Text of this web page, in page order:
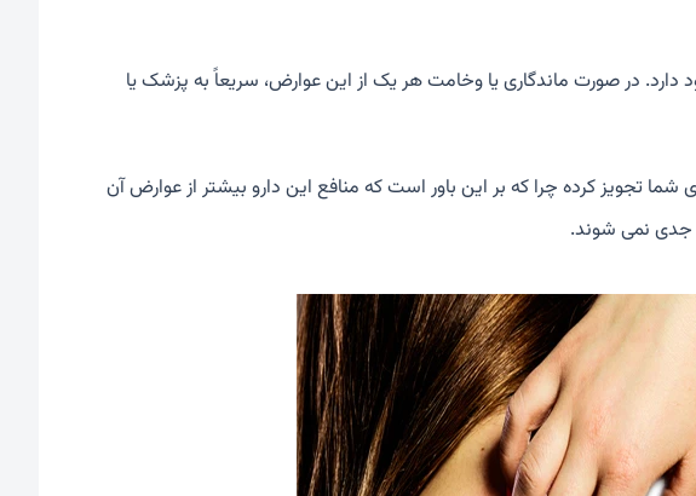
دارد. در صورت ماندگاری یا وخامت هر یک از این عوارض، سریعاً به پزشک یا
شما تجویز کرده چرا که بر این باور است که منافع این دارو بیشتر از عوارض آن
جدی نمی شوند.